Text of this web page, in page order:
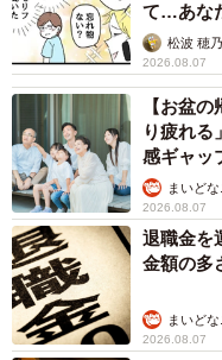
て…あな
松波 穂
2026.08.07
【お盆
り疲れ
感ギャッ
まいど
2026.08.07
退職金を
金額の多
まいど
2026.08.07